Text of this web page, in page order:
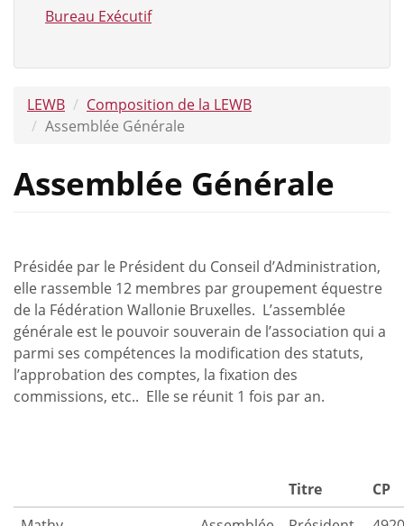
Bureau Exécutif
LEWB
Composition de la LEWB
Assemblée Générale
Assemblée Générale
Présidée par le Président du Conseil d’Administration,
elle rassemble 12 membres par groupement équestre
de la Fédération Wallonie Bruxelles. L’assemblée
générale est le pouvoir souverain de l’association qui a
parmi ses compétences la modification des statuts,
l’approbation des comptes, la fixation des
commissions, etc.. Elle se réunit 1 fois par an.
Titre
CP